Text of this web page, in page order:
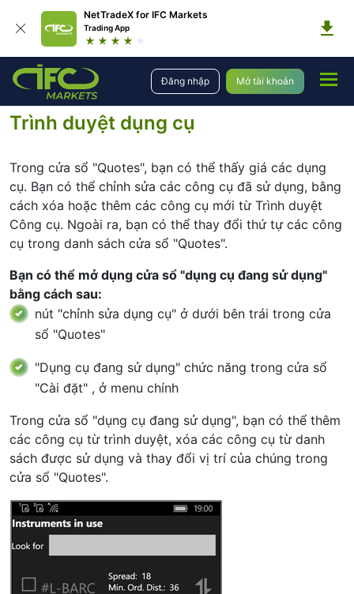
NetTradeX for IFC Markets
Trading App
Đăng nhập Mở tài khoản
Sàn Giao Dịch Sàn giao dịch trực tuyến
Hướng dẫn sử dụng
Hướng dẫn sử dụng NetTradeX Windows Phone
Trình duyệt dụng cụ
Trình duyệt dụng cụ
Trong cửa sổ "Quotes", bạn có thể thấy giá các dụng
cụ. Bạn có thể chỉnh sửa các công cụ đã sử dụng, bằng
cách xóa hoặc thêm các công cụ mới từ Trình duyệt
Công cụ. Ngoài ra, bạn có thể thay đổi thứ tự các công
cụ trong danh sách cửa sổ "Quotes".
Bạn có thể mở dụng cửa sổ "dụng cụ đang sử dụng"
bằng cách sau:
nút "chỉnh sửa dụng cụ" ở dưới bên trái trong cửa
sổ "Quotes"
"Dụng cụ đang sử dụng" chức năng trong cửa sổ
"Cài đặt" , ở menu chính
Trong cửa sổ "dụng cụ đang sử dụng", bạn có thể thêm
các công cụ từ trình duyệt, xóa các công cụ từ danh
sách được sử dụng và thay đổi vị trí của chúng trong
cửa sổ "Quotes".